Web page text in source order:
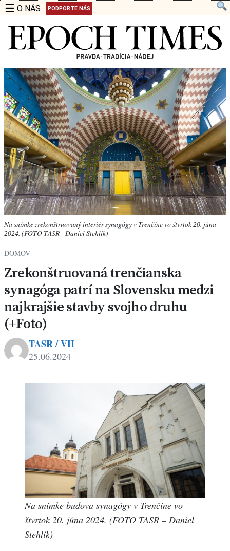
☰ O NÁS PODPORTE NÁS
Na snímke zrekonštruovaný interiér synagógy v Trenčíne vo štvrtok 20. júna
2024. (FOTO TASR - Daniel Stehlík)
DOMOV
Zrekonštruovaná trenčianska
synagóga patrí na Slovensku medzi
najkrajšie stavby svojho druhu
(+Foto)
TASR / VH
25.06.2024
Na snímke budova synagógy v Trenčíne vo
štvrtok 20. júna 2024. (FOTO TASR – Daniel
Stehlík)